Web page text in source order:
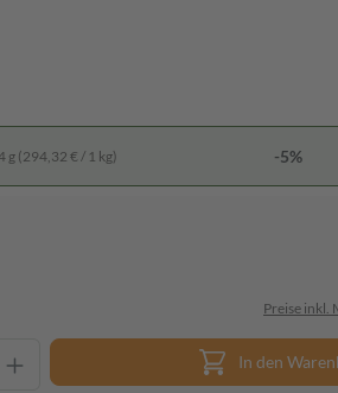
g (294,32 € / 1 kg) -5%
Preise inkl.
In den